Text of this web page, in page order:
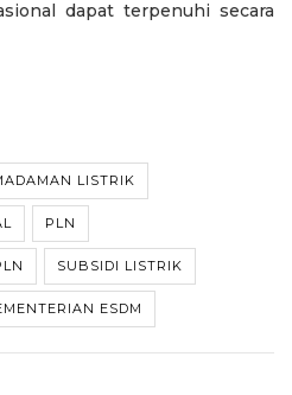
dapat terpenuhi secara
LISTRIK
PLN
SUBSIDI LISTRIK
ESDM